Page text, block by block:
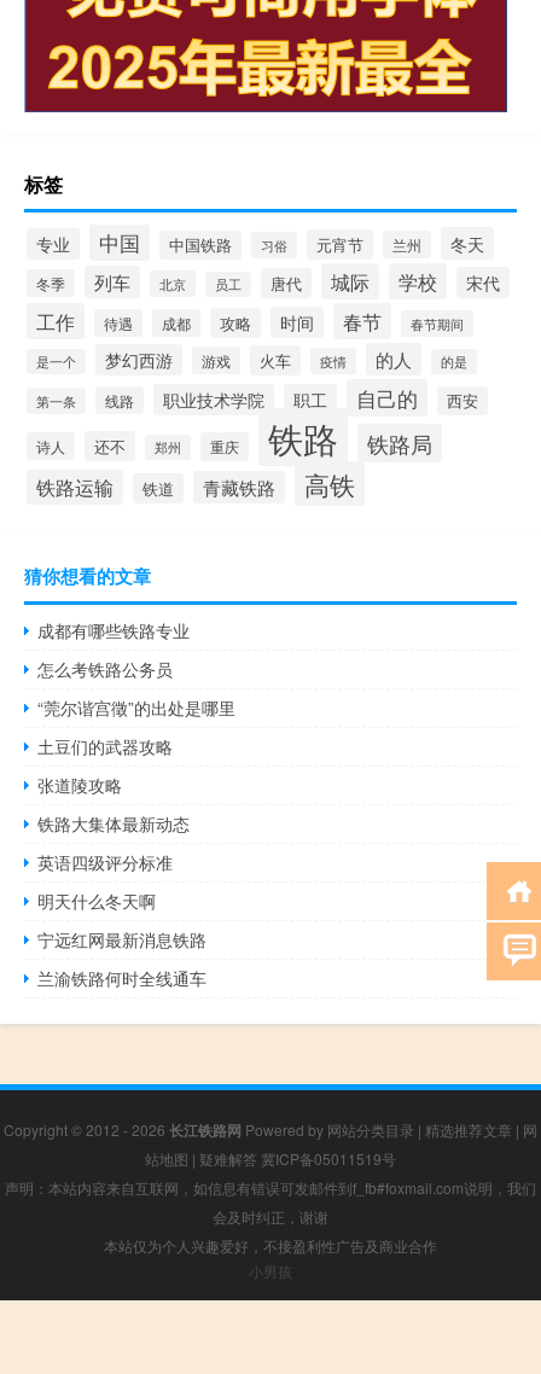
标签
专业 中国 中国铁路 习俗 元宵节 兰州 冬天
冬季 列车 北京 员工 唐代 城际 学校 宋代
工作 待遇 成都 攻略 时间 春节 春节期间
是一个 梦幻西游 游戏 火车 疫情 的人 的是
第一条 线路 职业技术学院 职工 自己的 西安
诗人 还不 郑州 重庆 铁路 铁路局
铁路运输 铁道 青藏铁路 高铁
猜你想看的文章
成都有哪些铁路专业
怎么考铁路公务员
“莞尔谐宫徵”的出处是哪里
土豆们的武器攻略
张道陵攻略
铁路大集体最新动态
英语四级评分标准
明天什么冬天啊
宁远红网最新消息铁路
兰渝铁路何时全线通车
Copyright © 2012 - 2026 长江铁路网 Powered by 网站分类目录 | 精选推荐文章 | 网
站地图 | 疑难解答 冀ICP备05011519号
声明：本站内容来自互联网，如信息有错误可发邮件到f_fb#foxmail.com说明，我们
会及时纠正，谢谢
本站仅为个人兴趣爱好，不接盈利性广告及商业合作
小男孩